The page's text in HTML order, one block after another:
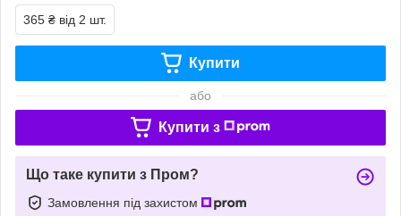
365 ₴ від 2 шт.
Купити
або
Купити з
Що таке купити з Пром?
Замовлення під захистом